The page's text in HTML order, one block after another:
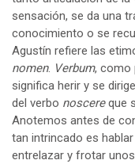
sensación, se da una
conocimiento o se
Agustín refiere las
nomen. Verbum, como
significa herir y se
del verbo noscereque
Anotemos antes de
tan intrincado es
entrelazar y frotar